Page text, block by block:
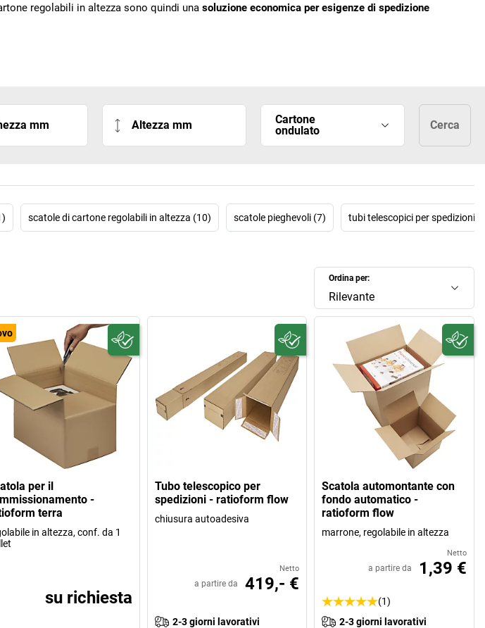
regolabili in altezza sono quindi una soluzione economica per esigenze di spedizione
mm Altezza mm
Cartone
ondulato
Cerca
scatole di cartone regolabili in altezza (10) scatole pieghevoli (7) tubi telescopici per spedizioni
Ordina per:
Rilevante
per il
-
terra
in altezza, conf. da 1
su richiesta
Tubo telescopico per
spedizioni - ratioform flow
chiusura autoadesiva
Netto
a partire da 419,- €
2-3 giorni lavorativi
Scatola automontante con
fondo automatico -
ratioform flow
marrone, regolabile in altezza
Netto
a partire da 1,39 €
(1)
2-3 giorni lavorativi